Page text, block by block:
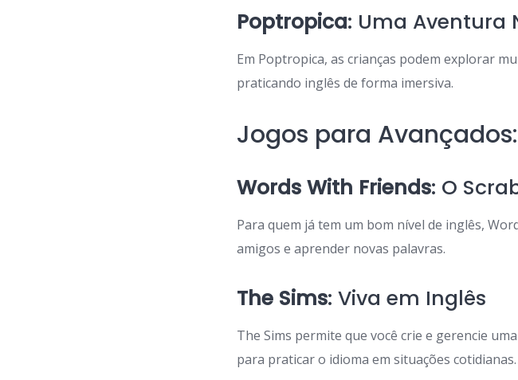
Poptropica: Uma Aventura
Em Poptropica, as crianças podem explorar
praticando inglês de forma imersiva.
Jogos para
Words With Friends: O
Para quem já tem um bom nível de inglês,
amigos e aprender novas palavras.
The Sims: Viva em Inglês
The Sims permite que você crie e gerencie
para praticar o idioma em situações cotidianas.